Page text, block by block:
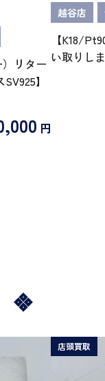
リター
】
円
越谷店
【K18/
い取りし
店頭買取